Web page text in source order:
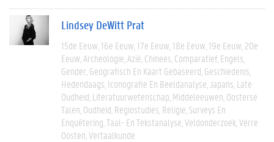
Lindsey DeWitt Prat
15de Eeuw 16e Eeuw 17e Eeuw 18e Eeuw 19e Eeuw 20e
Eeuw Archeologie Azië Chinees Comparatief Engels
Gender Geografisch En Kaart Gebaseerd Geschiedenis
Hedendaags Iconografie En Beeldanalyse Japans Late
Oudheid Literatuurwetenschap Middeleeuwen Oosterse
Talen Oudheid Regiostudies Religie Surveys En
Enquêtering Taal- En Tekstanalyse Veldonderzoek Verre
Oosten Vertaalkunde